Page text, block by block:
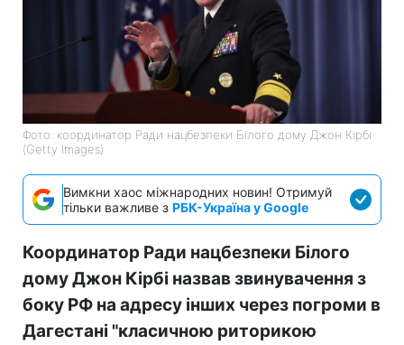
Фото: координатор Ради нацбезпеки Білого дому Джон Кірбі
(Getty Images)
Вимкни хаос міжнародних новин! Отримуй
тільки важливе з РБК-Україна у Google
Координатор Ради нацбезпеки Білого
дому Джон Кірбі назвав звинувачення з
боку РФ на адресу інших через погроми в
Дагестані "класичною риторикою